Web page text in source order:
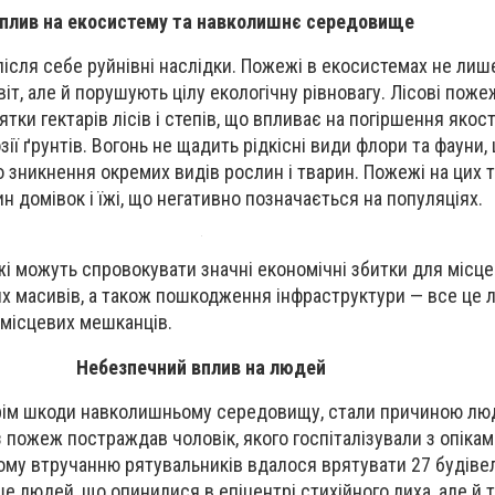
на екосистему та навколишнє середовище
себе руйнівні наслідки. Пожежі в екосистемах не
але й порушують цілу екологічну рівновагу. Лісові
гектарів лісів і степів, що впливає на погіршення
ґрунтів. Вогонь не щадить рідкісні види флори та
окремих видів рослин і тварин. Пожежі на цих
домівок і їжі, що негативно позначається на популяціях.
можуть спровокувати значні економічні збитки для
масивів, а також пошкодження інфраструктури — все це
мешканців.
Небезпечний вплив на людей
шкоди навколишньому середовищу, стали причиною
постраждав чоловік, якого госпіталізували з
втручанню рятувальників вдалося врятувати 27